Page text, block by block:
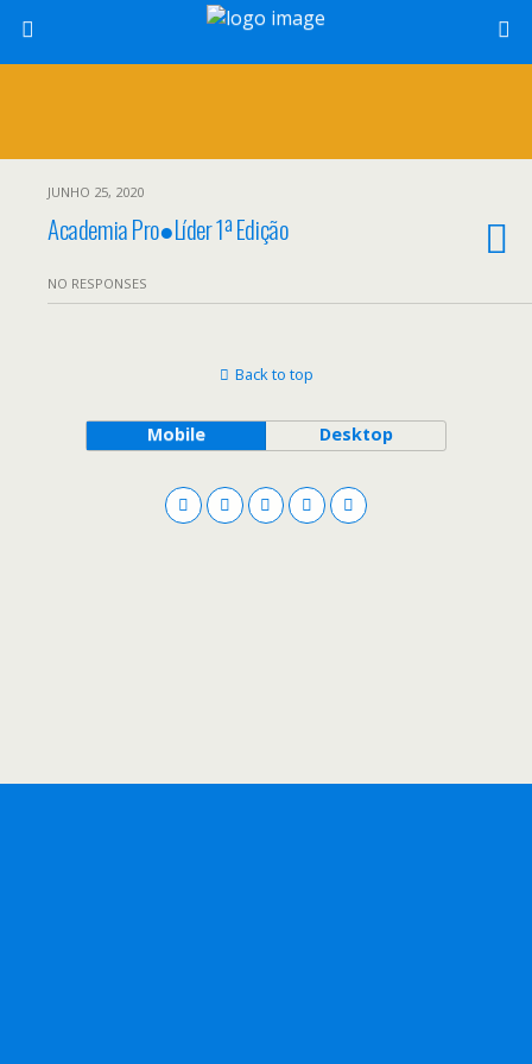
JUNHO 25, 2020
Academia Pro●Líder 1ª Edição
NO RESPONSES
Back to top
Mobile Desktop